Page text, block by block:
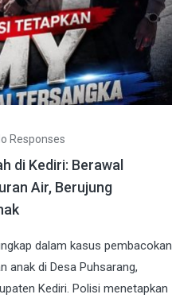
Responses
di Kediri: Berawal
Air, Berujung
dalam kasus pembacokan
anak di Desa Puhsarang,
Kediri. Polisi menetapkan